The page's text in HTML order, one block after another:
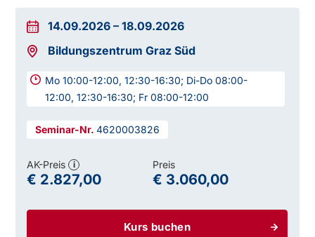
14.09.2026 –18.09.2026
Bildungszentrum Graz Süd
Mo 10:00-12:00, 12:30-16:30; Di-Do 08:00-
12:00, 12:30-16:30; Fr 08:00-12:00
4620003826
Kurs buchen
AK-Preis i
€ 2.827,00
Preis
€ 3.060,00